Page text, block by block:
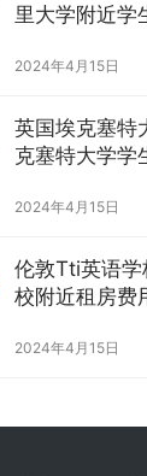
里大学附近学
2024年4月15日
英国埃克塞特
克塞特大学学
2024年4月15日
伦敦Tti英语
校附近租房费
2024年4月15日